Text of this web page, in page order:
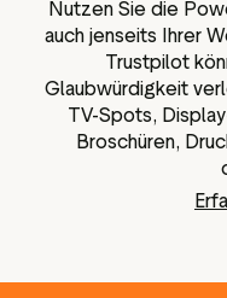
Nutzen Sie die
auch jenseits Ihrer
Trustpilot
Glaubwürdigkeit
TV-Spots,
Broschüren,